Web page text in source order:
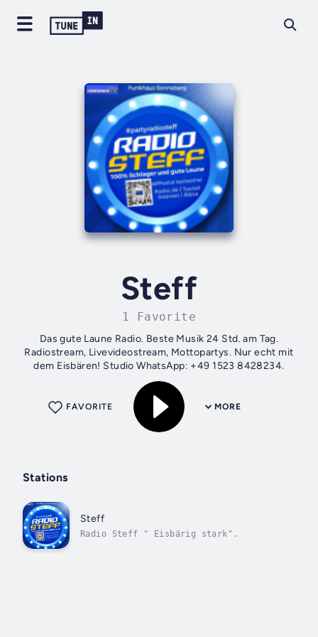
Steff
1 Favorite
Das gute Laune Radio. Beste Musik 24 Std. am Tag.
Radiostream, Livevideostream, Mottopartys. Nur echt mit
dem Eisbären! Studio WhatsApp: +49 1523 8428234.
MORE
FAVORITE
Stations
Steff
Radio Steff " Eisbärig stark".